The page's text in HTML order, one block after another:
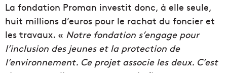
La fondation Proman investit donc, à elle seule,
huit millions d’euros pour le rachat du foncier et
les travaux. « Notre fondation s’engage pour
l’inclusion des jeunes et la protection de
l’environnement. Ce projet associe les deux. C’est